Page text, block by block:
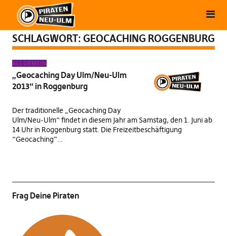
SCHLAGWORT: GEOCACHING ROGGENBURG
ALLGEMEIN
„Geocaching Day Ulm/Neu-Ulm
2013“ in Roggenburg
Der traditionelle „Geocaching Day
Ulm/Neu-Ulm“ findet in diesem Jahr am Samstag, den 1. Juni ab
14 Uhr in Roggenburg statt. Die Freizeitbeschäftigung
“Geocaching”…
Frag Deine Piraten